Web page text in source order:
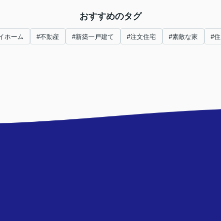
おすすめのタグ
ホーム #不動産 #新築一戸建て #注文住宅 #素敵な家 #